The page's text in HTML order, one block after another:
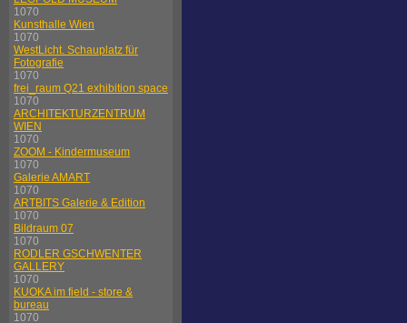
1070
Kunsthalle Wien
1070
WestLicht. Schauplatz für
Fotografie
1070
frei_raum Q21 exhibition space
1070
ARCHITEKTURZENTRUM
WIEN
1070
ZOOM - Kindermuseum
1070
Galerie AMART
1070
ARTBITS Galerie & Edition
1070
Bildraum 07
1070
RODLER GSCHWENTER
GALLERY
1070
KUOKA im field - store &
bureau
1070